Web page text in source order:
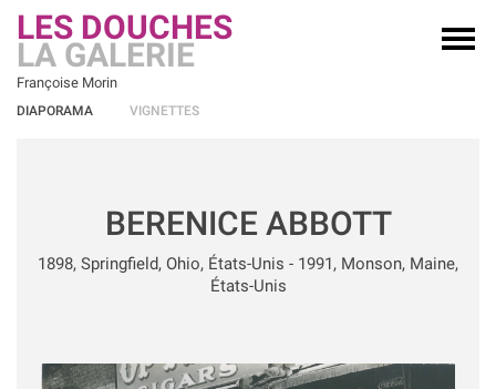
LES DOUCHES
LA GALERIE
Françoise Morin
DIAPORAMA VIGNETTES
BERENICE ABBOTT
1898, Springfield, Ohio, États-Unis - 1991, Monson, Maine,
États-Unis